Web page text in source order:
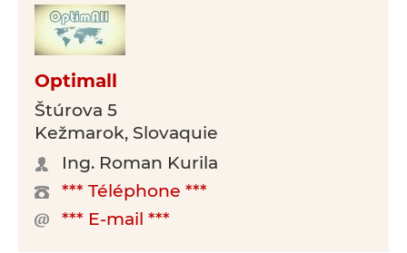
Optimall
Štúrova 5
Kežmarok, Slovaquie
Ing. Roman Kurila
*** Téléphone ***
*** E-mail ***